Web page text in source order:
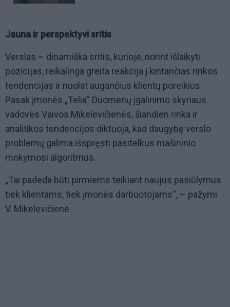
Jauna ir perspektyvi sritis
Verslas – dinamiška sritis, kurioje, norint išlaikyti
pozicijas, reikalinga greita reakcija į kintančias rinkos
tendencijas ir nuolat augančius klientų poreikius.
Pasak įmonės „Telia“ Duomenų įgalinimo skyriaus
vadovės Vaivos Mikelevičienės, šiandien rinka ir
analitikos tendencijos diktuoja, kad daugybę verslo
problemų galima išspręsti pasitelkus mašininio
mokymosi algoritmus.
„Tai padeda būti pirmiems teikiant naujus pasiūlymus
tiek klientams, tiek įmonės darbuotojams“, – pažymi
V. Mikelevičienė.